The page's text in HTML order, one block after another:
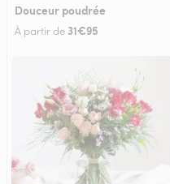
Douceur poudrée
À partir de 31€95